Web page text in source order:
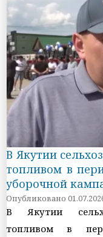
В Якутии
топливом в
уборочной
Опубликовано
В Якутии
топливом в